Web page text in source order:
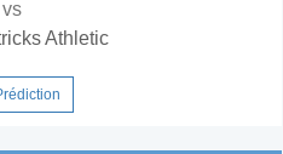
vs
Athletic